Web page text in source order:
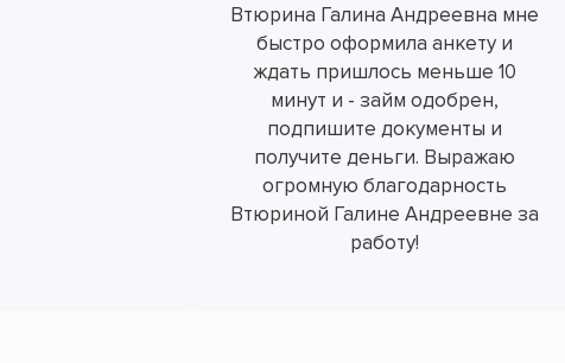
Втюрина Галина Андреевна мне
быстро оформила анкету и
ждать пришлось меньше 10
минут и - займ одобрен,
подпишите документы и
получите деньги. Выражаю
огромную благодарность
Втюриной Галине Андреевне за
работу!